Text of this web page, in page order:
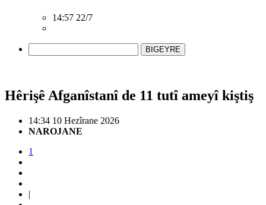
14:57 22/7
BIGEYRE
Hêrişê Afganîstanî de 11 tutî ameyî kiştiş
14:34 10 Hezîrane 2026
NAROJANE
1
|